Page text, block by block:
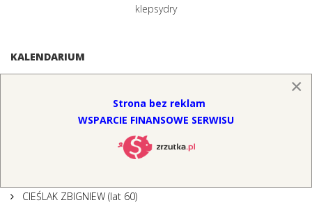
klepsydry
KALENDARIUM
ROCZON KRYSTYNA (lat 75)
SKWARCZYŃSKA MARIA (lat 74)
CIEŚLAK ZBIGNIEW (lat 60)
×
Strona bez reklam
WSPARCIE FINANSOWE SERWISU